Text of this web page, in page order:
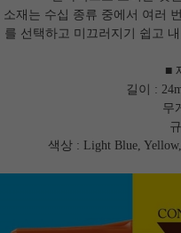
소재는 수십 종류 중에서 여러
를 선택하고 미끄러지기 쉽고
■
길이 :
무
색상 : Light Blue,